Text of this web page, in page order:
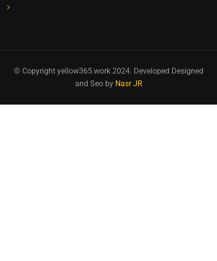
© Copyright yellow365.work 2024. Developed Designed
and Seo by Nasr JR